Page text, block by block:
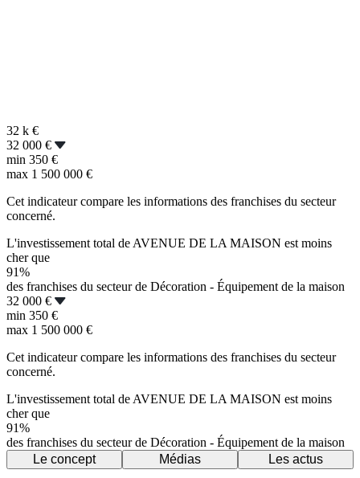
32 k €
32 000 €
min 350 €
max 1 500 000 €
Cet indicateur compare les informations des franchises du secteur
concerné.
L'investissement total de AVENUE DE LA MAISON est moins
cher que
91%
des franchises du secteur de Décoration - Équipement de la maison
32 000 €
min 350 €
max 1 500 000 €
Cet indicateur compare les informations des franchises du secteur
concerné.
L'investissement total de AVENUE DE LA MAISON est moins
cher que
91%
des franchises du secteur de Décoration - Équipement de la maison
Le concept
Médias Les actus